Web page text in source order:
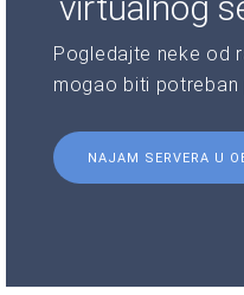
Pogledajte neke od
mogao biti potreban
NAJAM SERVERA U